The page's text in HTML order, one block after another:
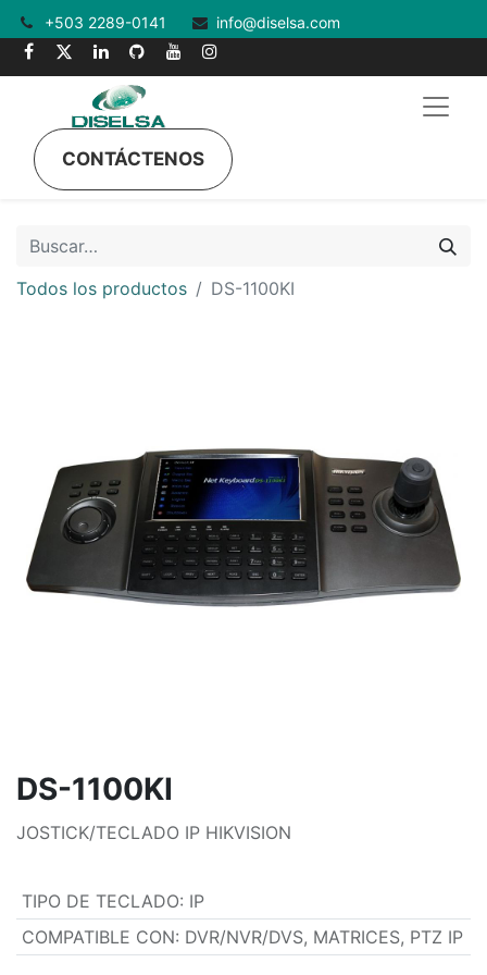
+503 2289-0141 info@diselsa.com
CONTÁCTENOS
Todos los productos DS-1100KI
DS-1100KI
JOSTICK/TECLADO IP HIKVISION
TIPO DE TECLADO: IP
COMPATIBLE CON: DVR/NVR/DVS, MATRICES, PTZ IP